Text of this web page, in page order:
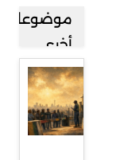
موضوعات
أخرى